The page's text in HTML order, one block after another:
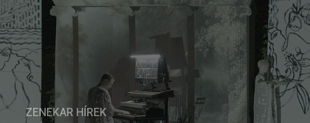
ZENEKAR HÍREK